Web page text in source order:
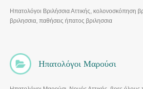
Ηπατολόγοι Βριλήσσια Αττικής, κολονοσκόπηση
βριλησσια, παθήσεις ήπατος βριλησσια
Ηπατολόγοι Μαρούσι